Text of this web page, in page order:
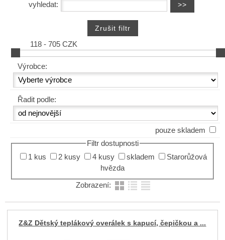
vyhledat:
118 - 705 CZK
Výrobce:
Řadit podle:
pouze skladem
Filtr dostupnosti
1 kus
2 kusy 4 kusy skladem
Starorůžová
hvězda
Zobrazení:
Z&Z Dětský teplákový overálek s kapucí, čepičkou a ...